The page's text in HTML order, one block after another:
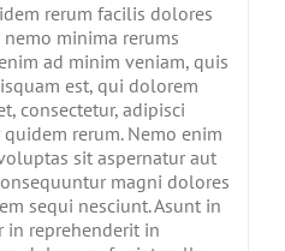
rerum facilis dolores
minima rerums
ad minim veniam, quis
est, qui dolorem
consectetur, adipisci
rerum. Nemo enim
sit aspernatur aut
magni dolores
sequi nesciunt. Asunt in
in reprehenderit in